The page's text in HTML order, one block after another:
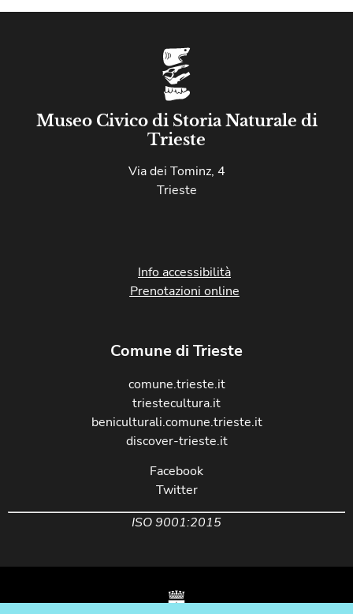
Museo Civico di Storia Naturale di
Trieste
Via dei Tominz, 4
Trieste
Info accessibilità
Prenotazioni online
Comune di Trieste
comune.trieste.it
triestecultura.it
beniculturali.comune.trieste.it
discover-trieste.it
Facebook
Twitter
ISO 9001:2015